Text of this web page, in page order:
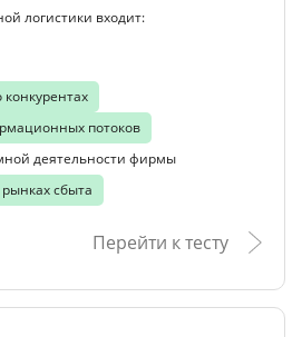
логистики входит:
потоков
деятельности фирмы
сбыта
Перейти к тесту